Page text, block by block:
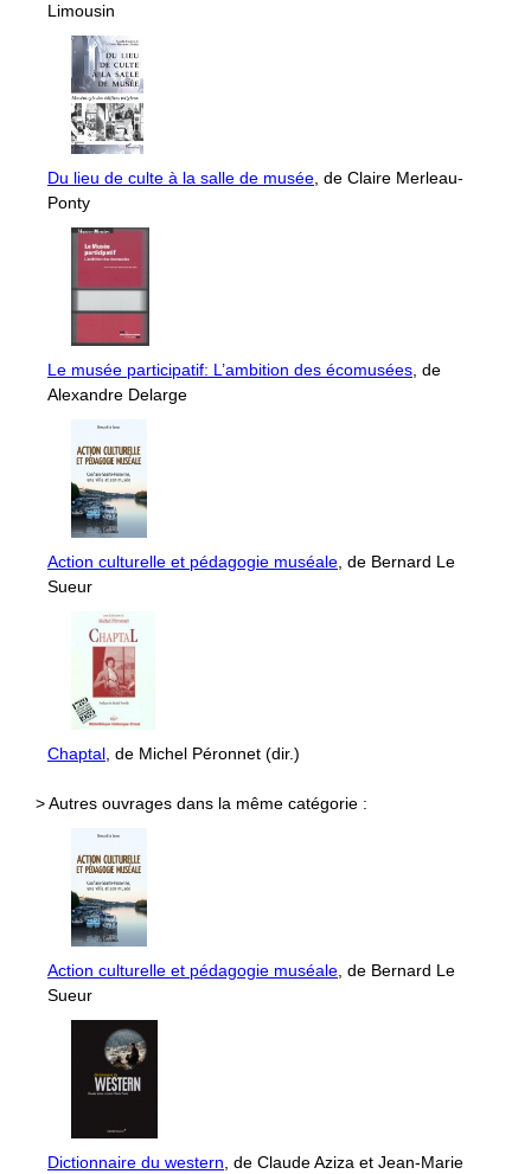
Limousin
Du lieu de culte à la salle de musée, de Claire Merleau-
Ponty
Le musée participatif: L’ambition des écomusées, de
Alexandre Delarge
Action culturelle et pédagogie muséale, de Bernard Le
Sueur
Chaptal, de Michel Péronnet (dir.)
> Autres ouvrages dans la même catégorie :
Action culturelle et pédagogie muséale, de Bernard Le
Sueur
Dictionnaire du western, de Claude Aziza et Jean-Marie